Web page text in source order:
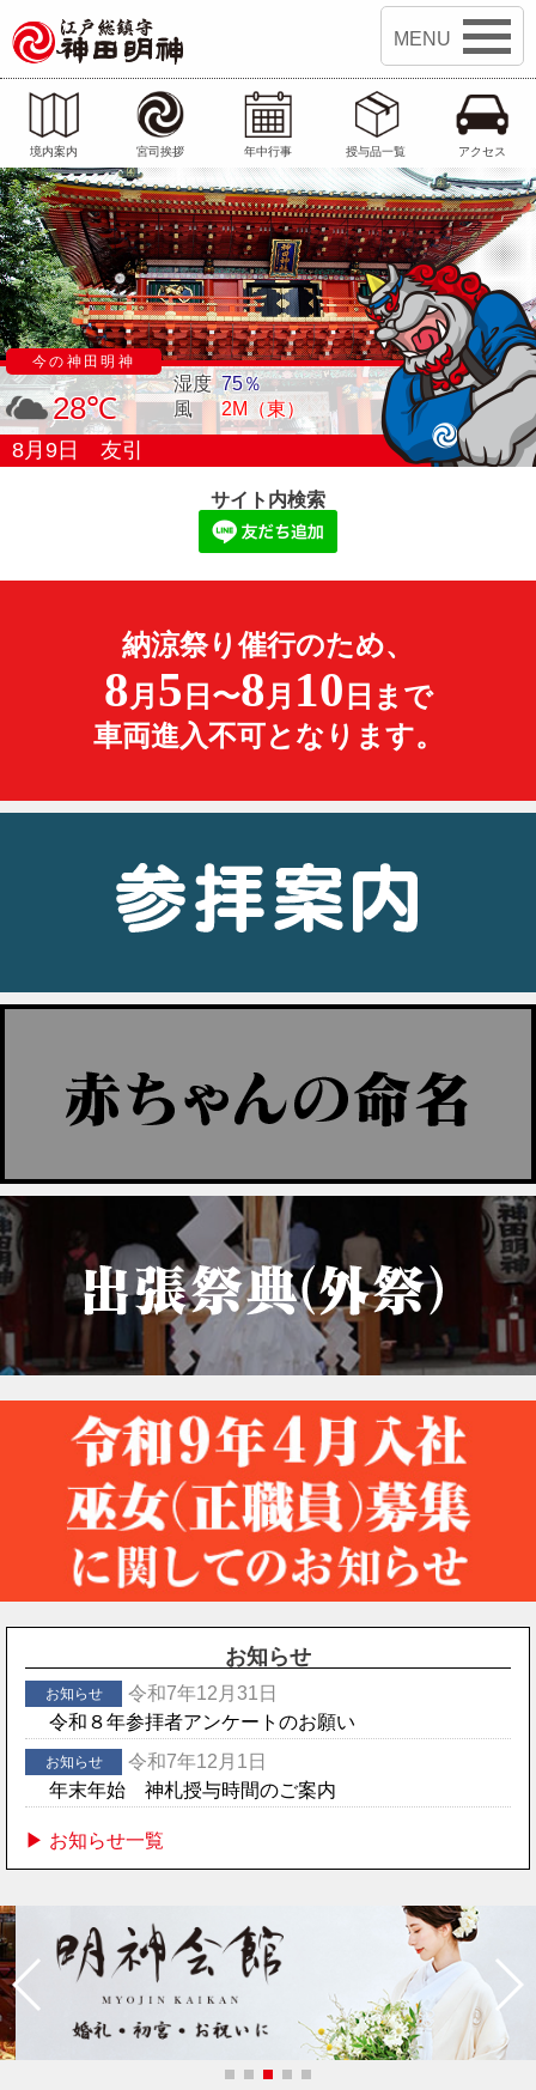
境内案内 宮司挨拶 年中行事 授与品一覧 アクセス
今の神田明神
28℃
湿度75％
風2M（東）
8月9日 友引
サイト内検索
納涼祭り催行のため、
8月 5 日〜8月 10 日まで
車両進入不可となります。
お知らせ
お知らせ
令和7年12月31日
令和８年参拝者アンケートのお願い
お知らせ
令和7年12月1日
年末年始 神札授与時間のご案内
▶︎ お知らせ一覧